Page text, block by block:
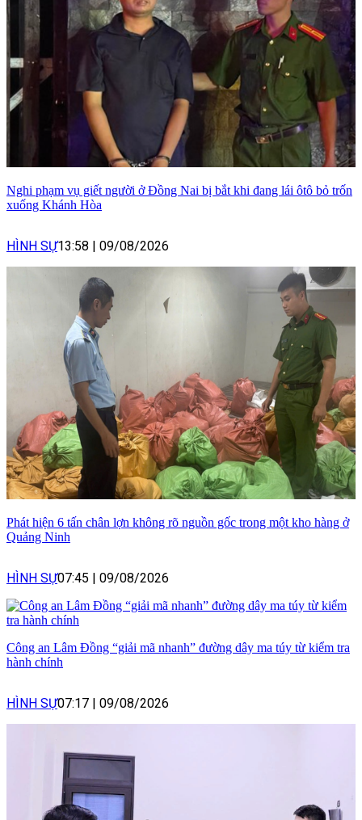
Nghi phạm vụ giết người ở Đồng Nai bị bắt khi đang lái ôtô bỏ trốn
xuống Khánh Hòa
HÌNH SỰ13:58 | 09/08/2026
Phát hiện 6 tấn chân lợn không rõ nguồn gốc trong một kho hàng ở
Quảng Ninh
HÌNH SỰ07:45 | 09/08/2026
Công an Lâm Đồng “giải mã nhanh” đường dây ma túy từ kiểm tra
hành chính
HÌNH SỰ07:17 | 09/08/2026